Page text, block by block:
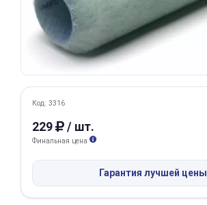
Код: 3316
229 / шт.
Финальная цена
Гарантия лучшей цены
Добавляйте товары
в корзину
25% картой любого банка
выбранный способом